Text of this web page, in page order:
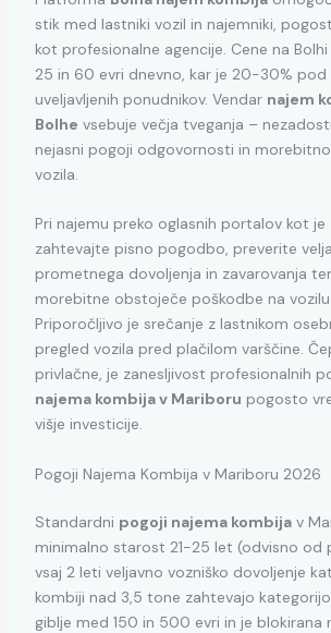
stik med lastniki vozil in najemniki,
kot profesionalne agencije. Cene na
25 in 60 evri dnevno, kar je 20-30% pod
uveljavljenih ponudnikov. Vendar najem
Bolhe vsebuje večja tveganja –
nejasni pogoji odgovornosti in
vozila.
Pri najemu preko oglasnih portalov kot je
zahtevajte pisno pogodbo, preverite
prometnega dovoljenja in zavarovanja
morebitne obstoječe poškodbe na
Priporočljivo je srečanje z lastnikom
pregled vozila pred plačilom varščine.
privlačne, je zanesljivost profesionalnih
najema kombija v Mariboru pogosto
višje investicije.
Pogoji Najema Kombija v Mariboru 2026
Standardni pogoji najema kombijav
minimalno starost 21-25 let (odvisno od
vsaj 2 leti veljavno vozniško dovoljenje
kombiji nad 3,5 tone zahtevajo kategorijo
giblje med 150 in 500 evri in je blokirana